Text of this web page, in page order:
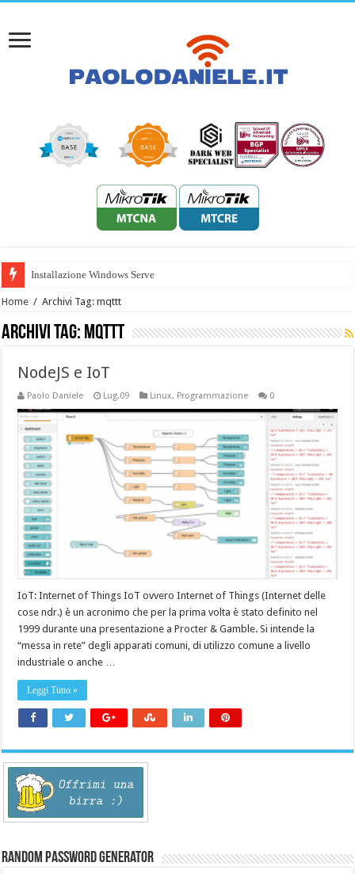
Installazione Windows Server 2022
Home / Archivi Tag: mqttt
Archivi Tag: mqttt
NodeJS e IoT
Paolo Daniele Lug.09 Linux, Programmazione 0
IoT: Internet of Things IoT ovvero Internet of Things (Internet delle
cose ndr.) è un acronimo che per la prima volta è stato definito nel
1999 durante una presentazione a Procter & Gamble. Si intende la
“messa in rete” degli apparati comuni, di utilizzo comune a livello
industriale o anche …
Leggi Tutto »
Random Password Generator